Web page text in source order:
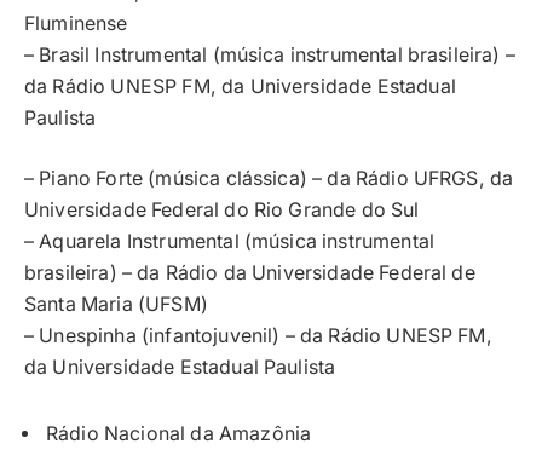
Fluminense
– Brasil Instrumental (música instrumental brasileira) –
da Rádio UNESP FM, da Universidade Estadual
Paulista
– Piano Forte (música clássica) – da Rádio UFRGS, da
Universidade Federal do Rio Grande do Sul
– Aquarela Instrumental (música instrumental
brasileira) – da Rádio da Universidade Federal de
Santa Maria (UFSM)
– Unespinha (infantojuvenil) – da Rádio UNESP FM,
da Universidade Estadual Paulista
Rádio Nacional da Amazônia